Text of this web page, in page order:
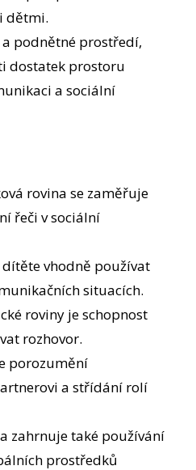
dětmi.
podnětné prostředí,
dostatek prostoru
a sociální
rovina se zaměřuje
řeči v sociální
vhodně používat
situacích.
roviny je schopnost
rozhovor.
porozumění
a střídání rolí
zahrnuje také používání
prostředků